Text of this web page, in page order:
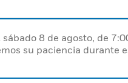
8 de agosto, de
su paciencia durante